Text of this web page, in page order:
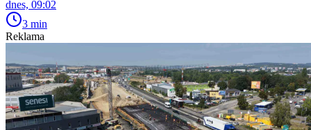
dnes, 09:02
3 min
Reklama